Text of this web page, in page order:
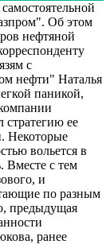
Об этом
нефтяной
с
нефти" Наталья
паникой,
стратегию ее
Некоторые
вольется в
Вместе с тем
и
по разным
предыдущая
ранее